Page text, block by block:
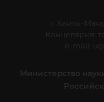
г. Ханты-
Канцелярия:
e-mail:
Министерство